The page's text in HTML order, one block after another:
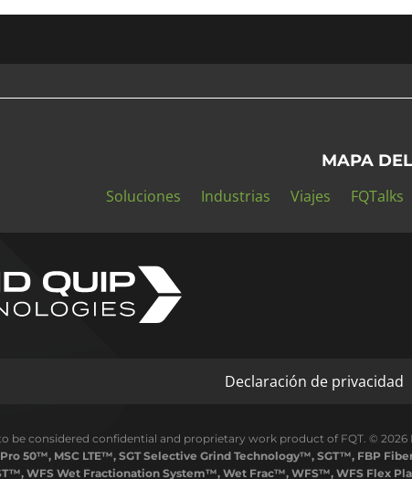
MAPA
Soluciones
Industrias Viajes FQTalks
Declaración de privacidad
be considered confidential and proprietary work product of FQT. © 2026
50™, MSC LTE™, SGT Selective Grind Technology™, SGT™, FBP
WFS Wet Fractionation System™, Wet Frac™, WFS™, WFS Flex